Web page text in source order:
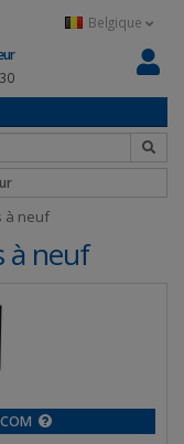
Belgique
à neuf
à neuf